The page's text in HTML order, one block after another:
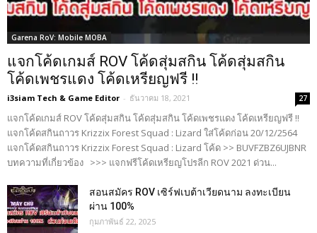
Garena RoV: Mobile MOBA
แจกโค้ดเกมส์ ROV โค้ดสุ่มสกิน โค้ดสุ่มสกิน
โค้ดเพชรแดง โค้ดเหรียญฟรี !!
i3siam Tech & Game Editor - ธันวาคม 18, 2021 27
แจกโค้ดเกมส์ ROV โค้ดสุ่มสกิน โค้ดสุ่มสกิน โค้ดเพชรแดง โค้ดเหรียญฟรี !!
แจกโค้ดสกินถาวร Krizzix Forest Squad : Lizard ใส่โค้ดก่อน 20/12/2564
แจกโค้ดสกินถาวร Krizzix Forest Squad : Lizard โค้ด >> BUVFZBZ6UJBNR
บทความที่เกี่ยวข้อง >>> แจกฟรีโค้ดเหรียญโปรลีก ROV 2021 ด่วน...
สอนสมัคร ROV เซิร์ฟเบต้าเวียดนาม ลงทะเบียน
ผ่าน 100%
กุมภาพันธ์ 22, 2025